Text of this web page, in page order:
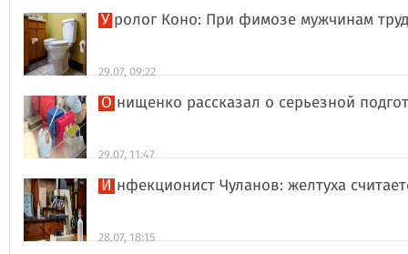
Уролог Коно: При фимозе мужчинам
29.07, 09:22
Онищенко рассказал о серьезной
29.07, 11:47
Инфекционист Чуланов: желтуха
28.07, 18:15